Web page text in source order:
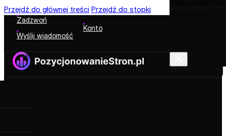
Przejdź do głównej treści Przejdź do stopki
Zadzwoń
Wyślij wiadomość
Konto